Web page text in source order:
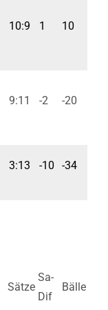
10:9 1 10
9:11 -2 -20
3:13 -10 -34
Sätze
Sa-
Dif
Bälle